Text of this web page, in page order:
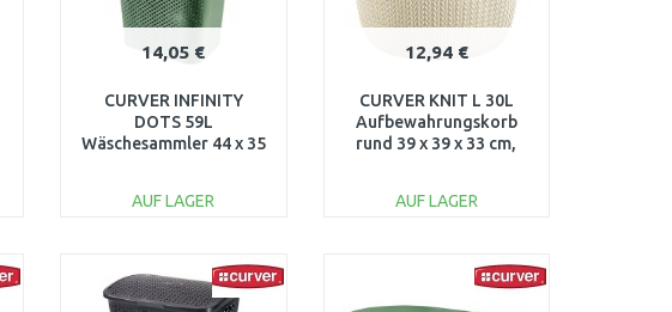
14,05 €
CURVER INFINITY
DOTS 59L
Wäschesammler 44 x 35
AUF LAGER
Vergleichen
12,94 €
CURVER KNIT L 30L
Aufbewahrungskorb
rund 39 x 39 x 33 cm,
AUF LAGER